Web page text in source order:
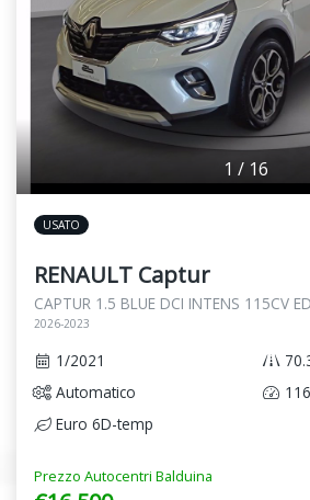
1 / 16
USATO
RENAULT Captur
CAPTUR 1.5 BLUE DCI INTENS 115CV
2026-2023
1/2021
Automatico
Euro 6D-temp
Prezzo Autocentri Balduina